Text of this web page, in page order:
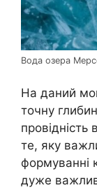
Вода озера
На даний
точну
провідність
те, яку
формуванні
дуже